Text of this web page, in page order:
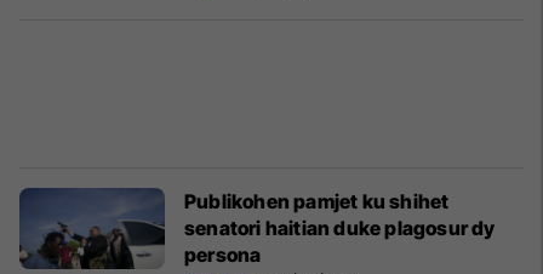
Publikohen pamjet ku shihet
senatori haitian duke plagosur dy
persona